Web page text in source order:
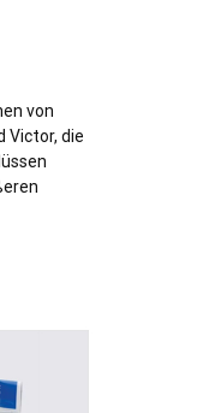
von
Victor, die